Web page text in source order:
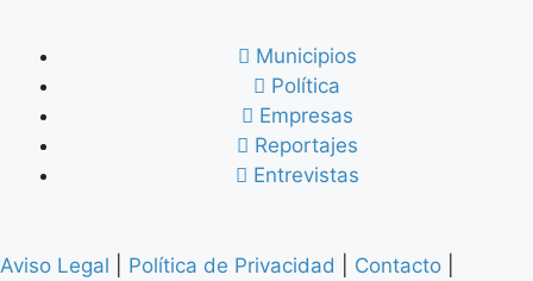
Municipios
Política
Empresas
Reportajes
Entrevistas
Aviso Legal Política de Privacidad Contacto